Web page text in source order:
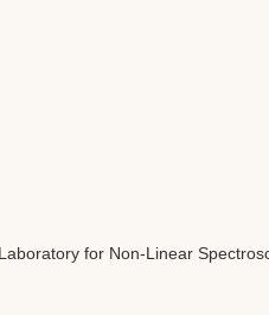
for Non-Linear